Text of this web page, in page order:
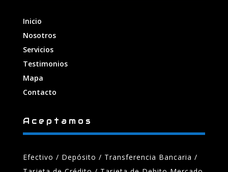
Inicio
Nosotros
Servicios
Testimonios
Mapa
Contacto
Aceptamos
Efectivo / Depósito / Transferencia Bancaria /